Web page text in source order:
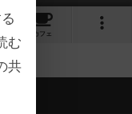
カフェ
む
共